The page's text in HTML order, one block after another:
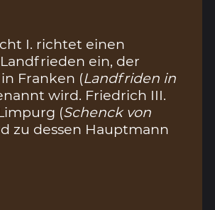
I. richtet einen
ein, der
Franken (Landfriden in
wird. Friedrich III.
(Schenck von
zu dessen Hauptmann